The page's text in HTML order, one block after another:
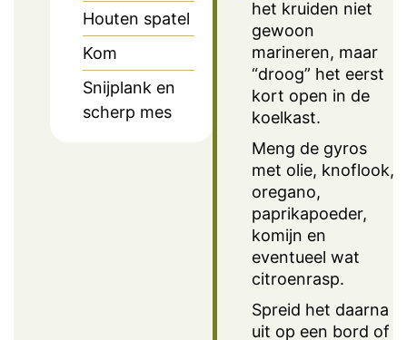
Houten spatel
Kom
Snijplank en
scherp mes
het kruiden niet
gewoon
marineren, maar
“droog” het eerst
kort open in de
koelkast.
Meng de gyros
met olie, knoflook,
oregano,
paprikapoeder,
komijn en
eventueel wat
citroenrasp.
Spreid het daarna
uit op een bord of